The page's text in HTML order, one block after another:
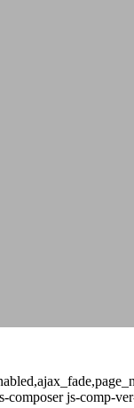
composer js-comp-